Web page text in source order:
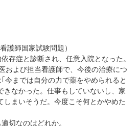
護師国家試験問題）
存症と診断され、任意入院となった。
および担当看護師で、今後の治療につ
今までは自分の力で薬をやめられると
きなかった。仕事もしていないし、家
しまいそうだ。今度こそ何とかやめた
切なのはどれか。